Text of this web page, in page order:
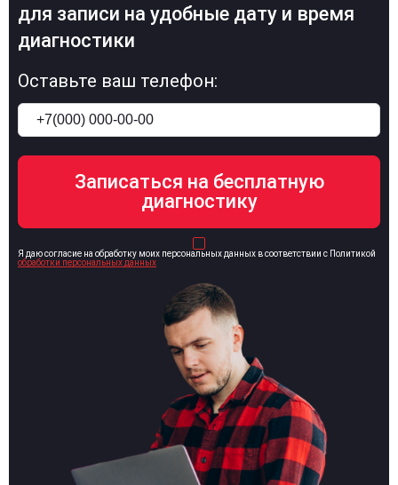
для записи на удобные дату и время
диагностики
Оставьте ваш телефон:
Я даю согласие на обработку моих персональных данных в соответствии с Политикой
обработки персональных данных